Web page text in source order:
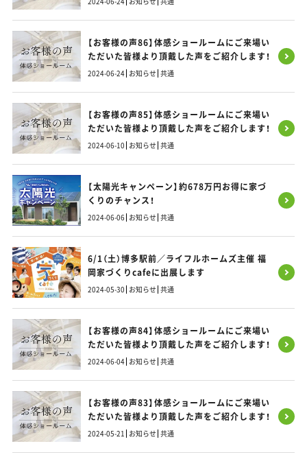
【お客様の声86】体感ショールームにご来場い
ただいた皆様より頂戴した声をご紹介します！
2024-06-24 お知らせ 共通
【お客様の声85】体感ショールームにご来場い
ただいた皆様より頂戴した声をご紹介します！
2024-06-10 お知らせ 共通
【太陽光キャンペーン】約678万円お得に家づ
くりのチャンス！
2024-06-06 お知らせ 共通
6/1（土）博多駅前／ライフルホームズ主催 福
岡家づくりcafeに出展します
2024-05-30 お知らせ 共通
【お客様の声84】体感ショールームにご来場い
ただいた皆様より頂戴した声をご紹介します！
2024-06-04 お知らせ 共通
【お客様の声83】体感ショールームにご来場い
ただいた皆様より頂戴した声をご紹介します！
2024-05-21 お知らせ 共通